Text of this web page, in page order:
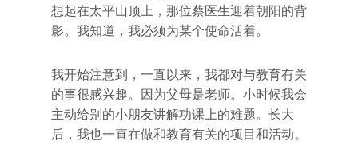
想起在太平山顶上，那位蔡医生迎着朝阳的背
影。我知道，我必须为某个使命活着。
我开始注意到，一直以来，我都对与教育有关
的事很感兴趣。因为父母是老师。小时候我会
主动给别的小朋友讲解功课上的难题。长大
后，我也一直在做和教育有关的项目和活动。